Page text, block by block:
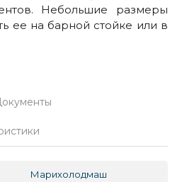
Небольшие размеры
ее на барной стойке или в
Марихолодмаш